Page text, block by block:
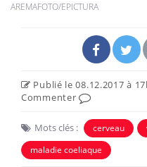
AREMAFOTO/EPICTURA
Publié le 08.12.2017 à
Commenter
Mots clés : cerveau
maladie coeliaque